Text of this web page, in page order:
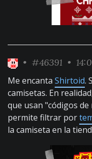
• #46391 •
Me encanta Shirtoid.
camisetas. En
que usan "códigos
permite filtrar por
la camiseta en la